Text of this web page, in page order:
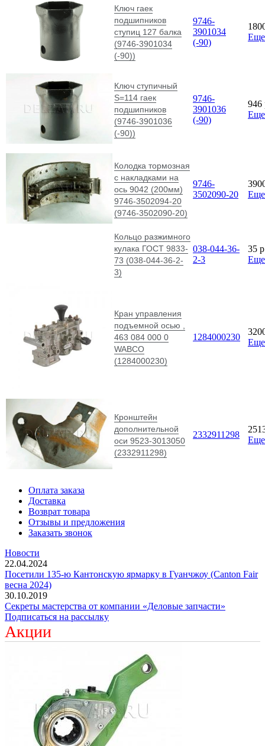
Ключ гаек
подшипников
ступиц 127 балка
(9746-3901034
(-90))
9746-
3901034
(-90)
Ключ ступичный
S=114 гаек
подшипников
(9746-3901036
(-90))
9746-
3901036
(-90)
946
Колодка тормозная
с накладками на
ось 9042 (200мм)
9746-3502094-20
(9746-3502090-20)
9746-
3502090-20
Кольцо разжимного
кулака ГОСТ 9833-
73 (038-044-36-2-
3)
038-044-36-
2-3
35 p
Кран управления
подъемной осью ,
463 084 000 0
WABCO
(1284000230)
1284000230
Кронштейн
дополнительной
оси 9523-3013050
(2332911298)
2332911298
Оплата заказа
Доставка
Возврат товара
Отзывы и предложения
Заказать звонок
Новости
22.04.2024
Посетили 135-ю Кантонскую ярмарку в Гуанчжоу (Canton Fair
весна 2024)
30.10.2019
Секреты мастерства от компании «Деловые запчасти»
Подписаться на рассылку
Акции